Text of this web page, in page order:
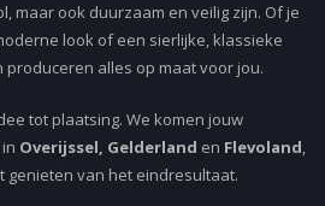
maar ook duurzaam en veilig zijn. Of je
look of een sierlijke, klassieke
alles op maat voor jou.
tot plaatsing. We komen jouw
Overijssel, Gelderland en Flevoland,
genieten van het eindresultaat.